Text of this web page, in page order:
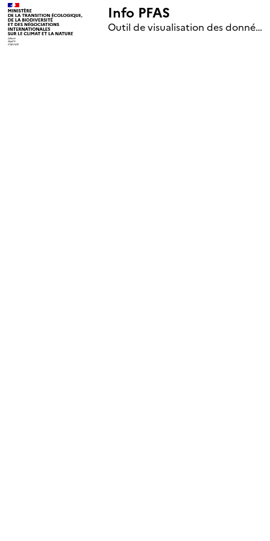
Info PFAS
Outil de visualisation des données nationales de surveillance des substances PFAS (mise à jour le 1er jour de chaque mois)
+
–